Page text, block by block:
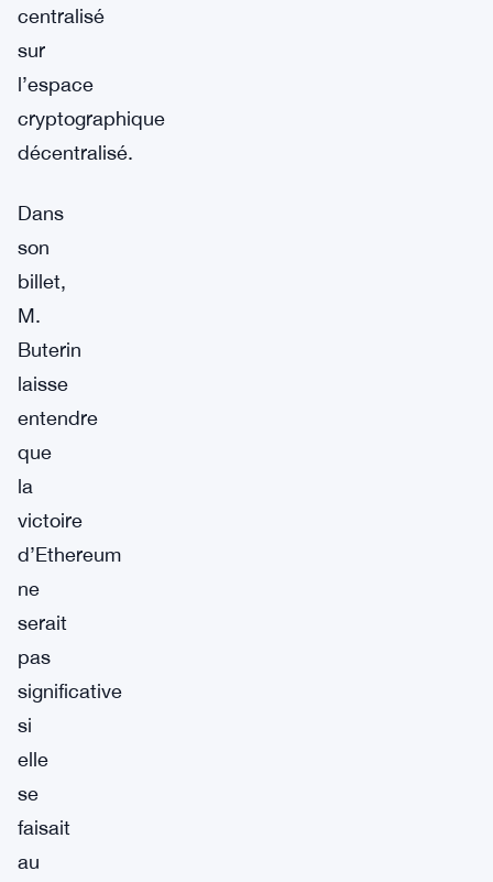
centralisé
sur
l’espace
cryptographique
décentralisé.
Dans
son
billet,
M.
Buterin
laisse
entendre
que
la
victoire
d’Ethereum
ne
serait
pas
significative
si
elle
se
faisait
au